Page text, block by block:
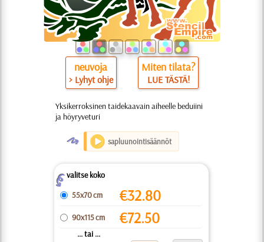
neuvoja
> Lyhyt ohje
Miten tilata?
LUE TÄSTÄ!
Yksikerroksinen taidekaavain aiheelle beduiini
ja höyryveturi
O sapluunointisäännöt
Zvalitse koko
55x70 cm
€32.80
90x115 cm €72.50
... tai ...